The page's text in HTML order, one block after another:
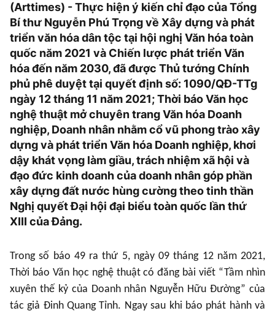
(Arttimes) - Thực hiện ý kiến chỉ đạo của Tổng
Bí thư Nguyễn Phú Trọng về Xây dựng và phát
triển văn hóa dân tộc tại hội nghị Văn hóa toàn
quốc năm 2021 và Chiến lược phát triển Văn
hóa đến năm 2030, đã được Thủ tướng Chính
phủ phê duyệt tại quyết định số: 1090/QĐ-TTg
ngày 12 tháng 11 năm 2021; Thời báo Văn học
nghệ thuật mở chuyên trang Văn hóa Doanh
nghiệp, Doanh nhân nhằm cổ vũ phong trào xây
dựng và phát triển Văn hóa Doanh nghiệp, khơi
dậy khát vọng làm giầu, trách nhiệm xã hội và
đạo đức kinh doanh của doanh nhân góp phần
xây dựng đất nước hùng cường theo tinh thần
Nghị quyết Đại hội đại biểu toàn quốc lần thứ
XIII của Đảng.
Trong số báo 49 ra thứ 5, ngày 09 tháng 12 năm 2021,
Thời báo Văn học nghệ thuật có đăng bài viết “Tầm nhìn
xuyên thế kỷ của Doanh nhân Nguyễn Hữu Đường” của
tác giả Đinh Quang Tỉnh. Ngay sau khi báo phát hành và